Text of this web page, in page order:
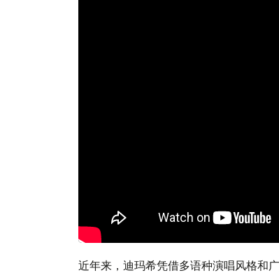
近年来，迪玛希凭借多语种演唱风格和